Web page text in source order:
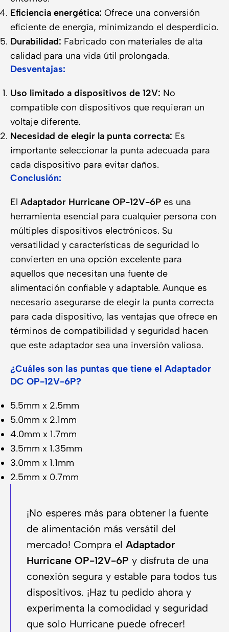
Eficiencia energética: Ofrece una conversión
eficiente de energía, minimizando el desperdicio.
Durabilidad: Fabricado con materiales de alta
calidad para una vida útil prolongada.
Desventajas:
Uso limitado a dispositivos de 12V: No
compatible con dispositivos que requieran un
voltaje diferente.
Necesidad de elegir la punta correcta: Es
importante seleccionar la punta adecuada para
cada dispositivo para evitar daños.
Conclusión:
El Adaptador Hurricane OP-12V-6P es una
herramienta esencial para cualquier persona con
múltiples dispositivos electrónicos. Su
versatilidad y características de seguridad lo
convierten en una opción excelente para
aquellos que necesitan una fuente de
alimentación confiable y adaptable. Aunque es
necesario asegurarse de elegir la punta correcta
para cada dispositivo, las ventajas que ofrece en
términos de compatibilidad y seguridad hacen
que este adaptador sea una inversión valiosa.
¿Cuáles son las puntas que tiene el Adaptador
DC OP-12V-6P?
5.5mm x 2.5mm
5.0mm x 2.1mm
4.0mm x 1.7mm
3.5mm x 1.35mm
3.0mm x 1.1mm
2.5mm x 0.7mm
¡No esperes más para obtener la fuente
de alimentación más versátil del
mercado! Compra el Adaptador
Hurricane OP-12V-6P y disfruta de una
conexión segura y estable para todos tus
dispositivos. ¡Haz tu pedido ahora y
experimenta la comodidad y seguridad
que solo Hurricane puede ofrecer!